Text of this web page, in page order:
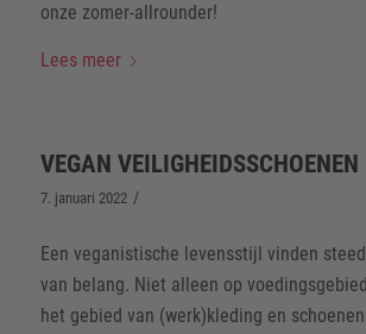
onze zomer-allrounder!
Lees meer
VEGAN VEILIGHEIDSSCHOENEN
7. januari 2022 /
Een veganistische levensstijl vinden
van belang. Niet alleen op
het gebied van (werk)kleding en